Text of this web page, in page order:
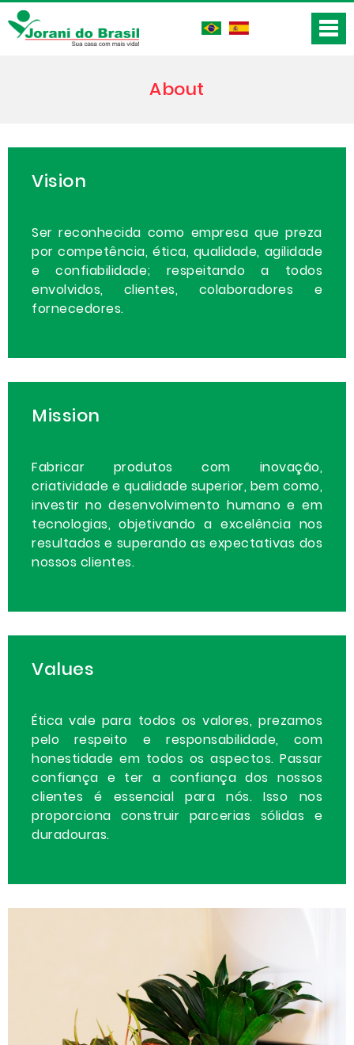
About
Vision
Ser reconhecida como empresa que preza
por competência, ética, qualidade, agilidade
e confiabilidade; respeitando a todos
envolvidos, clientes, colaboradores e
fornecedores.
Mission
Fabricar produtos com inovação,
criatividade e qualidade superior, bem como,
investir no desenvolvimento humano e em
tecnologias, objetivando a excelência nos
resultados e superando as expectativas dos
nossos clientes.
Values
Ética vale para todos os valores, prezamos
pelo respeito e responsabilidade, com
honestidade em todos os aspectos. Passar
confiança e ter a confiança dos nossos
clientes é essencial para nós. Isso nos
proporciona construir parcerias sólidas e
duradouras.